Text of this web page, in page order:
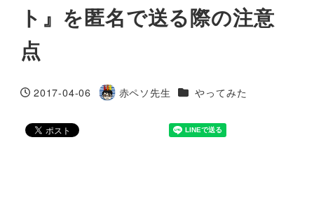
ト』を匿名で送る際の注意
点
投稿日
2017-04-06
著
赤ペソ先生 カテゴリー
やってみた